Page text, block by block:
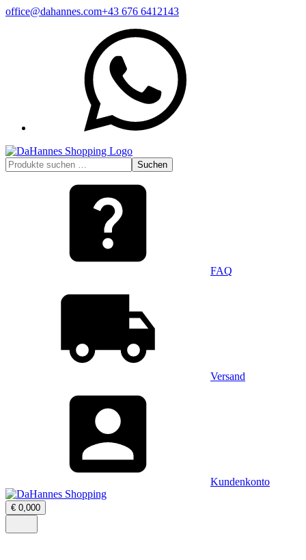
Zum
office@dahannes.com+43 676 6412143
Suchen
nach:
Suchen
FAQ
Versand
Kundenkonto
€ 0,000Warenkorb
öffnen
Menü